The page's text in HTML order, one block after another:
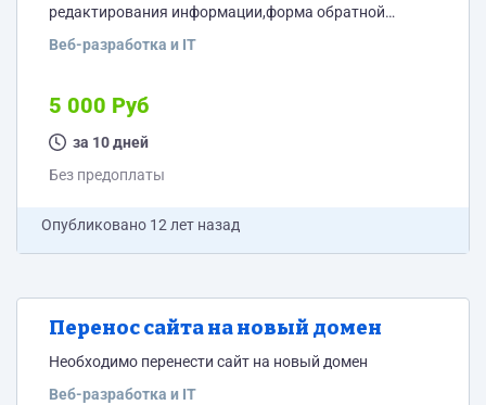
редактирования информации,форма обратной
информации.Так же должна быть проведена
оптимизация(оптимизация к поисковикам,
регистрация в вебмастере яндекса и гугла .метрика и
т.д.) .
Веб-разработка и IT
5 000 Руб
за 10 дней
Без предоплаты
Опубликовано 12 лет назад
Перенос сайта на новый домен
Необходимо перенести сайт на новый домен
Веб-разработка и IT